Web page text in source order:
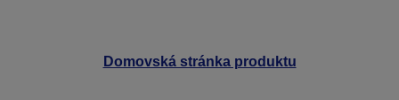
Domovská stránka produktu